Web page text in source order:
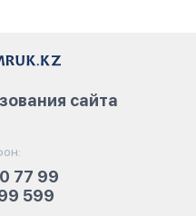
77 99
599
сайта